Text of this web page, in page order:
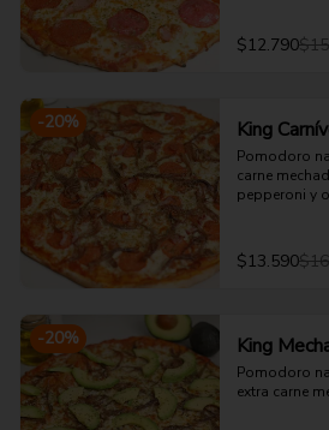
$12.790
-20% King
Pomodoro
carne
pepperoni y
$13.590
-20% King
Pomodoro
extra carne